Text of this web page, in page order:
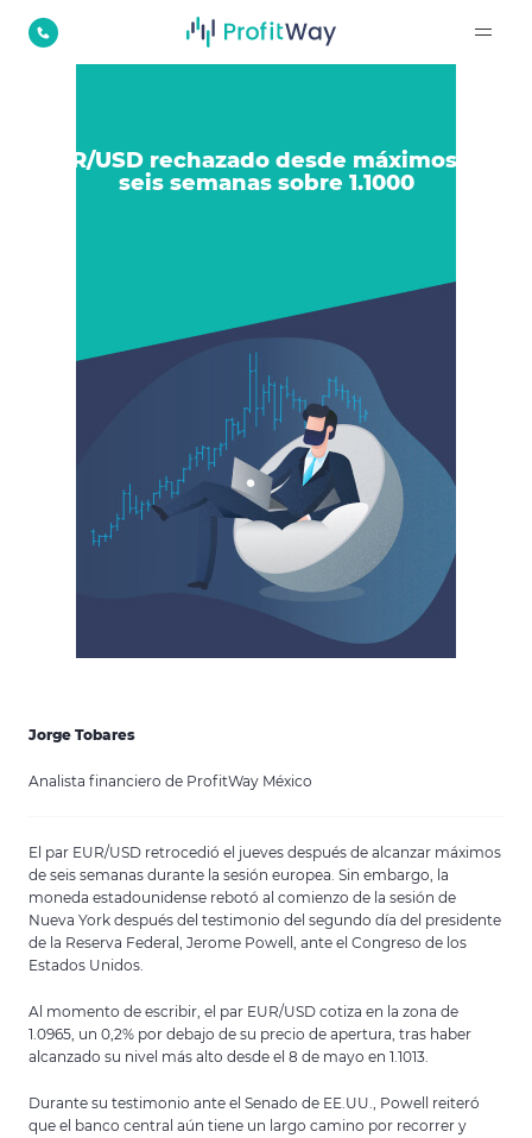
EUR/USD rechazado desde máximos de
seis semanas sobre 1.1000
Jorge Tobares
Analista financiero de ProfitWay México
El par EUR/USD retrocedió el jueves después de alcanzar máximos
de seis semanas durante la sesión europea. Sin embargo, la
moneda estadounidense rebotó al comienzo de la sesión de
Nueva York después del testimonio del segundo día del presidente
de la Reserva Federal, Jerome Powell, ante el Congreso de los
Estados Unidos.
Al momento de escribir, el par EUR/USD cotiza en la zona de
1.0965, un 0,2% por debajo de su precio de apertura, tras haber
alcanzado su nivel más alto desde el 8 de mayo en 1.1013.
Durante su testimonio ante el Senado de EE.UU., Powell reiteró
que el banco central aún tiene un largo camino por recorrer y